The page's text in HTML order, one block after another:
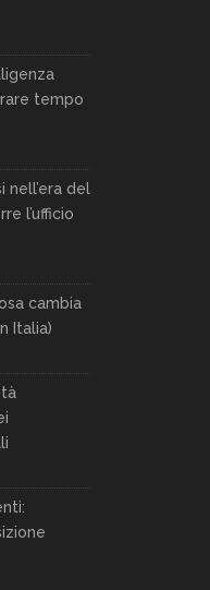
tempo
nell’era del
l’ufficio
cambia
Italia)